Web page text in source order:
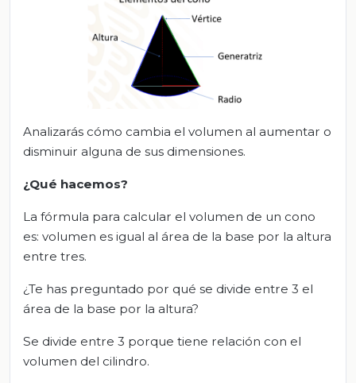
Analizarás cómo cambia el volumen al aumentar o
disminuir alguna de sus dimensiones.
¿Qué hacemos?
La fórmula para calcular el volumen de un cono
es: volumen es igual al área de la base por la altura
entre tres.
¿Te has preguntado por qué se divide entre 3 el
área de la base por la altura?
Se divide entre 3 porque tiene relación con el
volumen del cilindro.